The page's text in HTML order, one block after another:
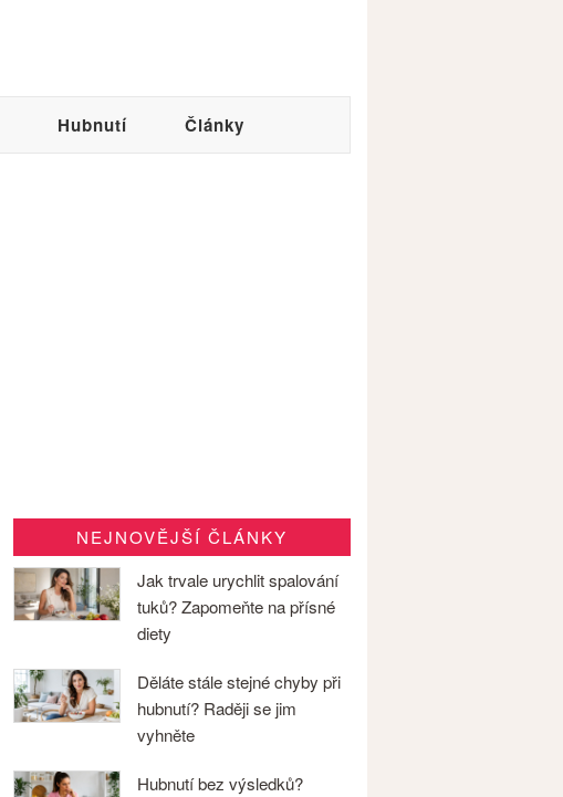
Hubnutí Články
NEJNOVĚJŠÍ ČLÁNKY
Jak trvale urychlit spalování
tuků? Zapomeňte na přísné
diety
Děláte stále stejné chyby při
hubnutí? Raději se jim
vyhněte
Hubnutí bez výsledků?